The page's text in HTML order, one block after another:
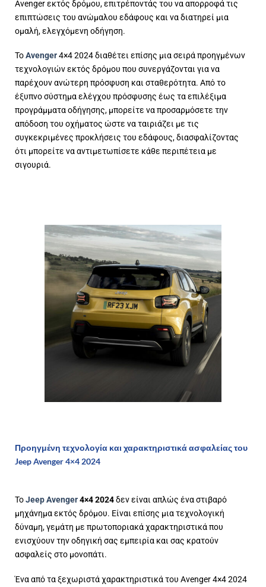
Avenger εκτός δρόμου, επιτρέποντάς του να απορροφά τις
επιπτώσεις του ανώμαλου εδάφους και να διατηρεί μια
ομαλή, ελεγχόμενη οδήγηση.
ΤοAvenger4×4 2024 διαθέτει επίσης μια σειρά προηγμένων
τεχνολογιών εκτός δρόμου που συνεργάζονται για να
παρέχουν ανώτερη πρόσφυση και σταθερότητα. Από το
έξυπνο σύστημα ελέγχου πρόσφυσης έως τα επιλέξιμα
προγράμματα οδήγησης, μπορείτε να προσαρμόσετε την
απόδοση του οχήματος ώστε να ταιριάζει με τις
συγκεκριμένες προκλήσεις του εδάφους, διασφαλίζοντας
ότι μπορείτε να αντιμετωπίσετε κάθε περιπέτεια με
σιγουριά.
Προηγμένη τεχνολογία και χαρακτηριστικά ασφαλείας του
Jeep Avenger 4×4 2024
ΤοJeep Avenger4×4 2024δεν είναι απλώς ένα στιβαρό
μηχάνημα εκτός δρόμου. Είναι επίσης μια τεχνολογική
δύναμη, γεμάτη με πρωτοποριακά χαρακτηριστικά που
ενισχύουν την οδηγική σας εμπειρία και σας κρατούν
ασφαλείς στο μονοπάτι.
Ένα από τα ξεχωριστά χαρακτηριστικά του Avenger 4×4 2024